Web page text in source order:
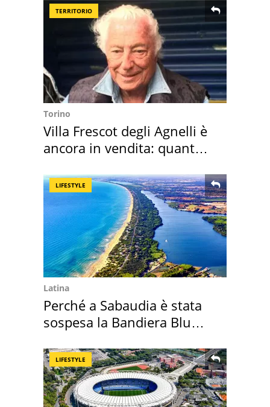
TERRITORIO
Torino
Villa Frescot degli Agnelli è
ancora in vendita: quanto
LIFESTYLE
Latina
Perché a Sabaudia è stata
sospesa la Bandiera Blu
LIFESTYLE